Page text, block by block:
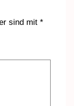
sind mit *